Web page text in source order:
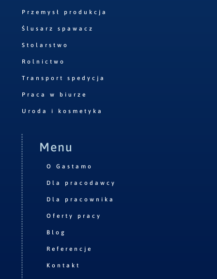
Przemysł produkcja
Ślusarz spawacz
Stolarstwo
Rolnictwo
Transport spedycja
Praca w biurze
Uroda i kosmetyka
Menu
O Gastamo
Dla pracodawcy
Dla pracownika
Oferty pracy
Blog
Referencje
Kontakt